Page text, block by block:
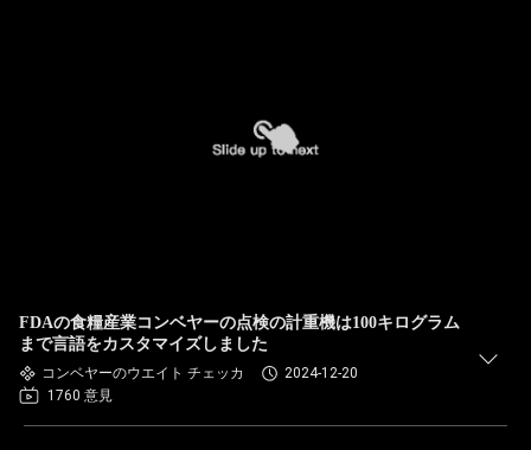
FDAの食糧産業コンベヤーの点検の計重機は100キログラム
まで言語をカスタマイズしました
コンベヤーのウエイト チェッカ
2024-12-20
1760 意見